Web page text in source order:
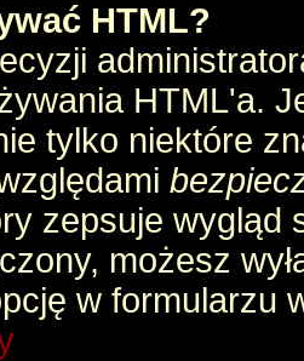
HTML?
HTML'a.
tylko niektóre
zepsuje wygląd
możesz
w formularzu